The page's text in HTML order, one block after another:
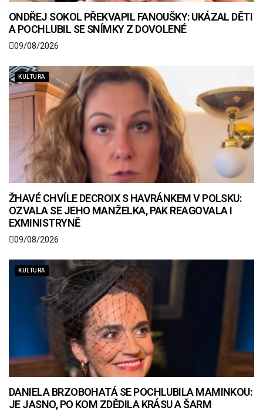
ONDŘEJ SOKOL PŘEKVAPIL FANOUŠKY: UKÁZAL DĚTI
A POCHLUBIL SE SNÍMKY Z DOVOLENÉ
09/08/2026
KULTURA
ŽHAVÉ CHVÍLE DECROIX S HAVRÁNKEM V POLSKU:
OZVALA SE JEHO MANŽELKA, PAK REAGOVALA I
EXMINISTRYNĚ
09/08/2026
KULTURA
DANIELA BRZOBOHATÁ SE POCHLUBILA MAMINKOU:
JE JASNO, PO KOM ZDĚDILA KRÁSU A ŠARM